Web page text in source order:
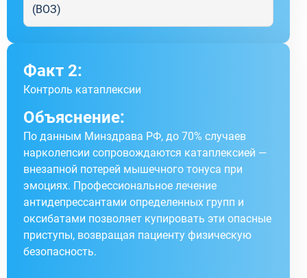
(ВОЗ)
Факт 2:
Контроль катаплексии
Объяснение:
По данным Минздрава РФ, до 70% случаев
нарколепсии сопровождаются катаплексией —
внезапной потерей мышечного тонуса при
эмоциях. Профессиональное лечение
антидепрессантами определенных групп и
оксибатами позволяет купировать эти опасные
приступы, возвращая пациенту физическую
безопасность.